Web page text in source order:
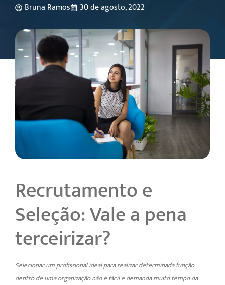
Bruna Ramos 30 de agosto, 2022
Recrutamento e
Seleção: Vale a pena
terceirizar?
Selecionar um profissional ideal para realizar determinada função
dentro de uma organização não é fácil e demanda muito tempo da